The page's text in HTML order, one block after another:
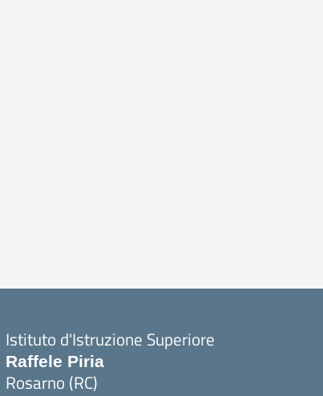
Istituto d'Istruzione Superiore
Raffele Piria
Rosarno (RC)